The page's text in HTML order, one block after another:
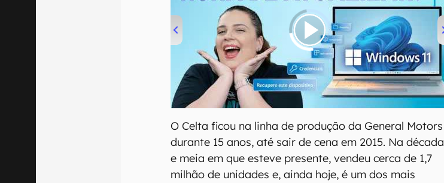
00:00/04:52
O Celta ficou na linha de produção da General Motors
durante 15 anos, até sair de cena em 2015. Na década
e meia em que esteve presente, vendeu cerca de 1,7
milhão de unidades e, ainda hoje, é um dos mais